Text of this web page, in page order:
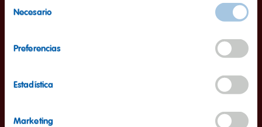
deNecesario
Preferencias
Estadística
Marketing
Información nutricional por 100 g
337kcal
de las cuales saturadas
<0,1g
de los cuales azúcares
53g